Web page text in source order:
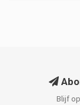
Blijf